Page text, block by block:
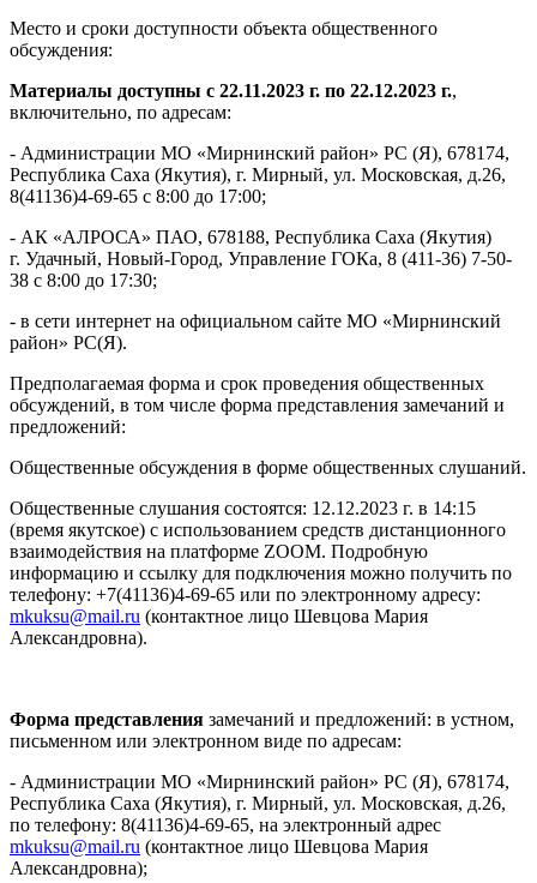
Место и сроки доступности объекта общественного
обсуждения:
Материалы доступны с 22.11.2023 г. по 22.12.2023 г.,
включительно, по адресам:
- Администрации МО «Мирнинский район» РС (Я), 678174,
Республика Саха (Якутия), г. Мирный, ул. Московская, д.26,
8(41136)4-69-65 с 8:00 до 17:00;
- АК «АЛРОСА» ПАО, 678188, Республика Саха (Якутия)
г. Удачный, Новый-Город, Управление ГОКа, 8 (411-36) 7-50-
38 с 8:00 до 17:30;
- в сети интернет на официальном сайте МО «Мирнинский
район» РС(Я).
Предполагаемая форма и срок проведения общественных
обсуждений, в том числе форма представления замечаний и
предложений:
Общественные обсуждения в форме общественных слушаний.
Общественные слушания состоятся: 12.12.2023 г. в 14:15
(время якутское) с использованием средств дистанционного
взаимодействия на платформе ZOOM. Подробную
информацию и ссылку для подключения можно получить по
телефону: +7(41136)4-69-65 или по электронному адресу:
mkuksu@mail.ru (контактное лицо Шевцова Мария
Александровна).
Форма представления замечаний и предложений: в устном,
письменном или электронном виде по адресам:
- Администрации МО «Мирнинский район» РС (Я), 678174,
Республика Саха (Якутия), г. Мирный, ул. Московская, д.26,
по телефону: 8(41136)4-69-65, на электронный адрес
mkuksu@mail.ru (контактное лицо Шевцова Мария
Александровна);